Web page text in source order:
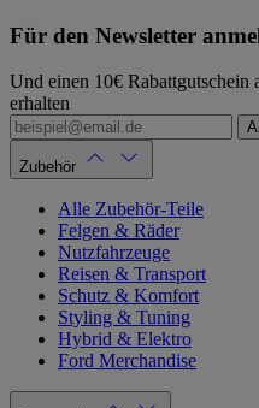
Für den Newsletter
Und einen 10€
erhalten
Zubehör
Alle Zubehör-Teile
Felgen & Räder
Nutzfahrzeuge
Reisen & Transport
Schutz & Komfort
Styling & Tuning
Hybrid & Elektro
Ford Merchandise